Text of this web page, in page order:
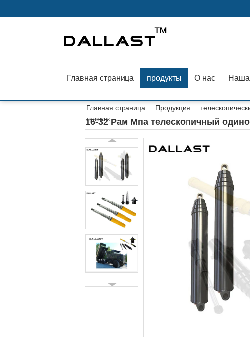
Главная страница продукты О нас Наша
Главная страница Продукция
тележек
16-32 Рам Мпа телескопичный